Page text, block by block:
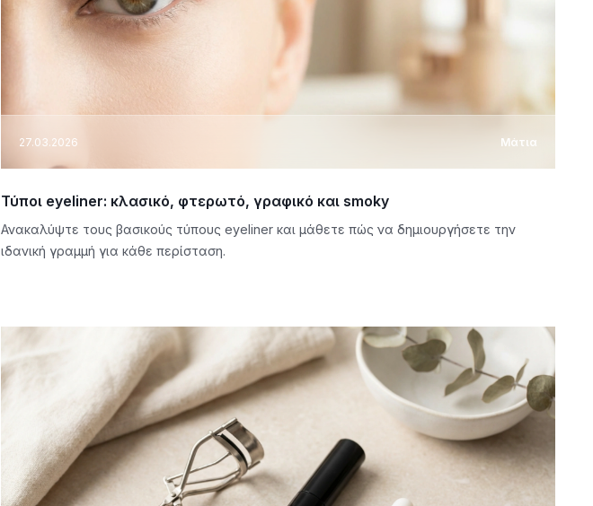
27.03.2026 Μάτια
Τύποι eyeliner: κλασικό, φτερωτό, γραφικό και smoky
Ανακαλύψτε τους βασικούς τύπους eyeliner και μάθετε πώς να δημιουργήσετε την
ιδανική γραμμή για κάθε περίσταση.